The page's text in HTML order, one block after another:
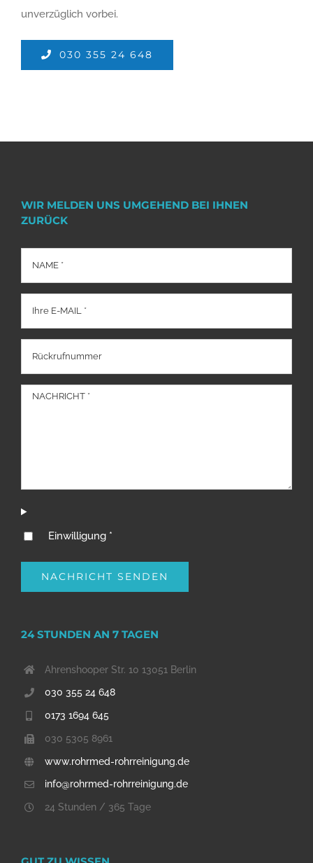
unverzüglich vorbei.
030 355 24 648
WIR MELDEN UNS UMGEHEND BEI IHNEN
ZURÜCK
Einwilligung *
24 STUNDEN AN 7 TAGEN
Ahrenshooper Str. 10 13051 Berlin
030 355 24 648
0173 1694 645
030 5305 8961
www.rohrmed-rohrreinigung.de
info@rohrmed-rohrreinigung.de
24 Stunden / 365 Tage